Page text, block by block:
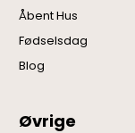
Åbent Hus
Fødselsdag
Blog
Øvrige